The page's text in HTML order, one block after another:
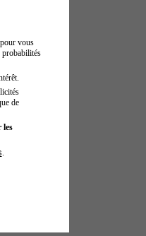
vous
probabilités
de
les